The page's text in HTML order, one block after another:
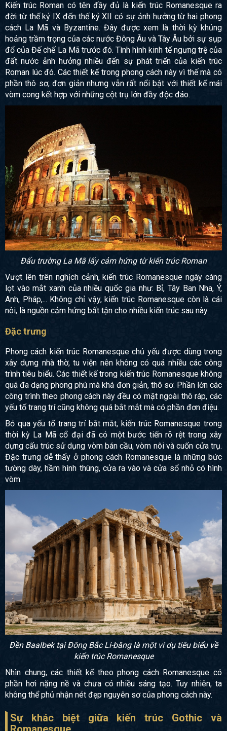
Kiến trúc Roman có tên đầy đủ là kiến ​​trúc Romanesque ra
đời từ thế kỷ IX đến thế kỷ XII có sự ảnh hưởng từ hai phong
cách La Mã và Byzantine. Đây được xem là thời kỳ khủng
hoảng trầm trọng của các nước Đông Âu và Tây Âu bởi sự sụp
đổ của Đế chế La Mã trước đó. Tình hình kinh tế ngưng trệ của
đất nước ảnh hưởng nhiều đến sự phát triển của kiến trúc
Roman lúc đó. Các thiết kế trong phong cách này vì thế mà có
phần thô sơ, đơn giản nhưng vẫn rất nổi bật với thiết kế mái
vòm cong kết hợp với những cột trụ lớn đầy độc đáo.
Đấu trường La Mã lấy cảm hứng từ kiến trúc Roman
Vượt lên trên nghịch cảnh, kiến trúc Romanesque ngày càng
lọt vào mắt xanh của nhiều quốc gia như: Bỉ, Tây Ban Nha, Ý,
Anh, Pháp,... Không chỉ vậy, kiến trúc Romanesquecòn là cái
nôi, là nguồn cảm hứng bất tận cho nhiều kiến trúc sau này.
Đặc trưng
Phong cách kiến trúc Romanesque chủ yếu được dùng trong
xây dựng nhà thờ, tu viện nên không có quá nhiều các công
trình tiêu biểu. Các thiết kế trong kiến trúc Romanesque không
quá đa dạng phong phú mà khá đơn giản, thô sơ. Phần lớn các
công trình theo phong cách này đều có mặt ngoài thô ráp, các
yếu tố trang trí cũng không quá bắt mắt mà có phần đơn điệu.
Bỏ qua yếu tố trang trí bắt mắt, kiến trúc Romanesque trong
thời kỳ La Mã cổ đại đã có một bước tiến rõ rệt trong xây
dựng cấu trúc sử dụng vòm bán cầu, vòm nôi và cuốn cửa trụ.
Đặc trưng dễ thấy ở phong cách Romanesquelà những bức
tường dày, hầm hình thùng, cửa ra vào và cửa sổ nhỏ có hình
vòm.
Đền Baalbek tại Đông Bắc Li-băng là một ví dụ tiêu biểu về
kiến trúcRomanesque
Nhìn chung, các thiết kế theo phong cách Romanesque có
phần hơi nặng nề và chưa có nhiều sáng tạo. Tuy nhiên, ta
không thể phủ nhận nét đẹp nguyên sơ của phong cách này.
Sự khác biệt giữa kiến trúc Gothic và